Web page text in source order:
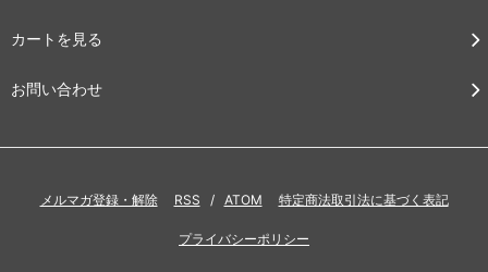
カートを見る
お問い合わせ
メルマガ登録・解除 RSS / ATOM 特定商法取引法に基づく表記
プライバシーポリシー